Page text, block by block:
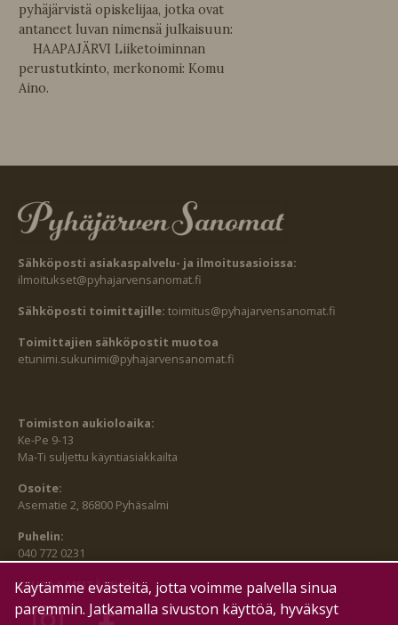
pyhäjärvistä opiskelijaa, jotka ovat
antaneet luvan nimensä julkaisuun:
HAAPAJÄRVI Liiketoiminnan
perustutkinto, merkonomi: Komu
Aino.
Sähköposti asiakaspalvelu- ja ilmoitusasioissa:
ilmoitukset@pyhajarvensanomat.fi
Sähköposti toimittajille: toimitus@pyhajarvensanomat.fi
Toimittajien sähköpostit muotoa
etunimi.sukunimi@pyhajarvensanomat.fi
Toimiston aukioloaika:
Ke-Pe 9-13
Ma-Ti suljettu käyntiasiakkailta
Osoite:
Asematie 2, 86800 Pyhäsalmi
Puhelin:
040 772 0231
SEURAA MEITÄ MYÖS:
Käytämme evästeitä, jotta voimme palvella sinua
paremmin. Jatkamalla sivuston käyttöä, hyväksyt